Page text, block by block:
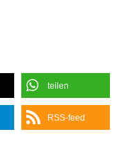
teilen
RSS-feed